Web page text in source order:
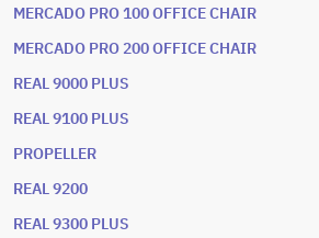
MERCADO PRO 100 OFFICE CHAIR
MERCADO PRO 200 OFFICE CHAIR
REAL 9000 PLUS
REAL 9100 PLUS
PROPELLER
REAL 9200
REAL 9300 PLUS